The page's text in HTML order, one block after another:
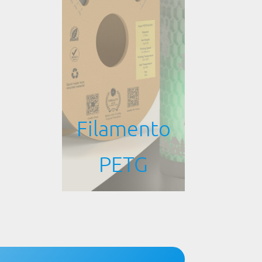
Filamento
PETG